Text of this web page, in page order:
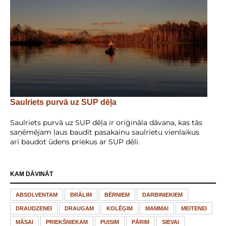
Saulriets purvā uz SUP dēļa
Saulriets purvā uz SUP dēļa ir oriģināla dāvana, kas tās
saņēmējam ļaus baudīt pasakainu saulrietu vienlaikus
arī baudot ūdens priekus ar SUP dēli.
KAM DĀVINĀT
ABSOLVENTAM BRĀLIM BĒRNIEM DARBINIEKIEM
DRAUDZENEI DRAUGAM KOLĒĢIM MAMMAI MEITENEI
MĀSAI PRIEKŠNIEKAM PUISIM PĀRIM SIEVAI